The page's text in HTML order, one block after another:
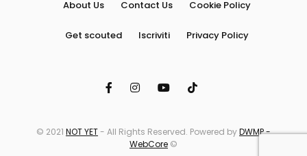
About Us Contact Us Cookie Policy
Get scouted Iscriviti Privacy Policy
© 2021 NOT YET- All Rights Reserved. Powered byDWMP -
WebCore©